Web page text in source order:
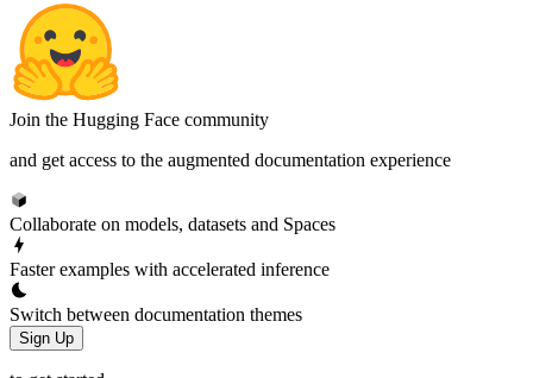
Join the Hugging Face community
and get access to the augmented documentation experience
Collaborate on models, datasets and Spaces
Faster examples with accelerated inference
Switch between documentation themes
Sign Up